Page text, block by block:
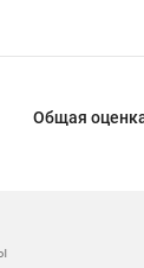
Общая